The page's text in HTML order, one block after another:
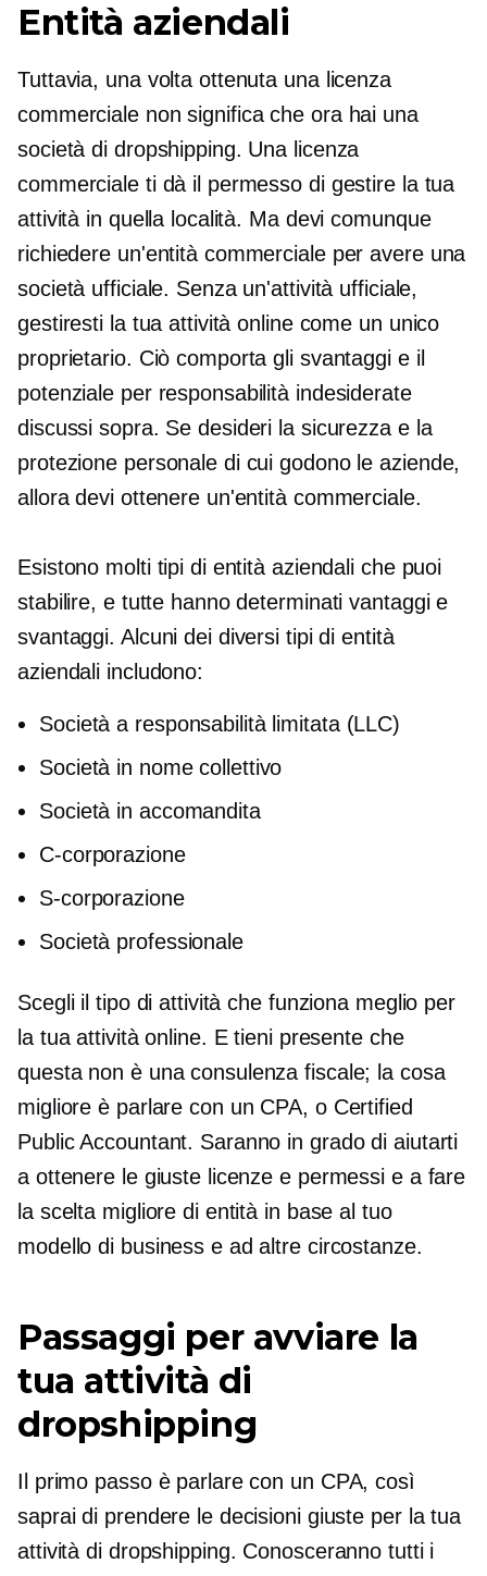
Entità aziendali
Tuttavia, una volta ottenuta una licenza
commerciale non significa che ora hai una
società di dropshipping. Una licenza
commerciale ti dà il permesso di gestire la tua
attività in quella località. Ma devi comunque
richiedere un'entità commerciale per avere una
società ufficiale. Senza un'attività ufficiale,
gestiresti la tua attività online come un unico
proprietario. Ciò comporta gli svantaggi e il
potenziale per responsabilità indesiderate
discussi sopra. Se desideri la sicurezza e la
protezione personale di cui godono le aziende,
allora devi ottenere un'entità commerciale.
Esistono molti tipi di entità aziendali che puoi
stabilire, e tutte hanno determinati vantaggi e
svantaggi. Alcuni dei diversi tipi di entità
aziendali includono:
Società a responsabilità limitata (LLC)
Società in nome collettivo
Società in accomandita
C-corporazione
S-corporazione
Società professionale
Scegli il tipo di attività che funziona meglio per
la tua attività online. E tieni presente che
questa non è una consulenza fiscale; la cosa
migliore è parlare con un CPA, o Certified
Public Accountant. Saranno in grado di aiutarti
a ottenere le giuste licenze e permessi e a fare
la scelta migliore di entità in base al tuo
modello di business e ad altre circostanze.
Passaggi per avviare la
tua attività di
dropshipping
Il primo passo è parlare con un CPA, così
saprai di prendere le decisioni giuste per la tua
attività di dropshipping. Conosceranno tutti i